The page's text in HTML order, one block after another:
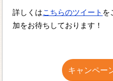
詳しくはこちらのツイート を
加をお待ちしております！
キャンペー